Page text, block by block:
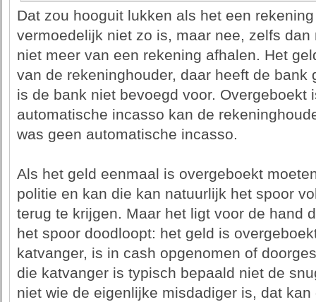
Dat zou hooguit lukken als het een
vermoedelijk niet zo is, maar nee, zelfs
niet meer van een rekening afhalen. Het
van de rekeninghouder, daar heeft de bank
is de bank niet bevoegd voor. Overgeboekt
automatische incasso kan de
was geen automatische incasso.
Als het geld eenmaal is overgeboekt
politie en kan die kan natuurlijk het spoor
terug te krijgen. Maar het ligt voor de hand
het spoor doodloopt: het geld is
katvanger, is in cash opgenomen of
die katvanger is typisch bepaald niet de
niet wie de eigenlijke misdadiger is, dat